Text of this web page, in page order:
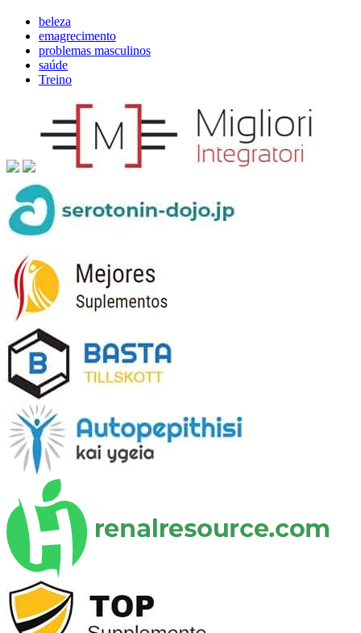
beleza
emagrecimento
problemas masculinos
saúde
Treino